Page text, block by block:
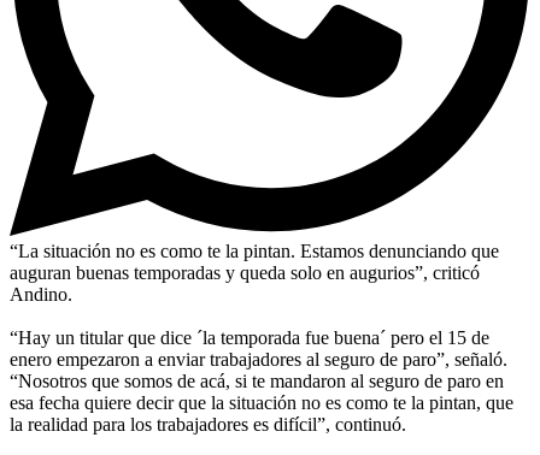
“La situación no es como te la pintan. Estamos denunciando que
auguran buenas temporadas y queda solo en augurios”, criticó
Andino.
“Hay un titular que dice ´la temporada fue buena´ pero el 15 de
enero empezaron a enviar trabajadores al seguro de paro”, señaló.
“Nosotros que somos de acá, si te mandaron al seguro de paro en
esa fecha quiere decir que la situación no es como te la pintan, que
la realidad para los trabajadores es difícil”, continuó.